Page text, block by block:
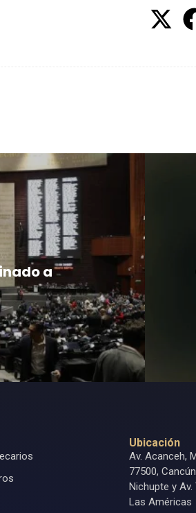
a
Ubicación
Av. Acanceh,
77500,
Nichupte y
Las Américas